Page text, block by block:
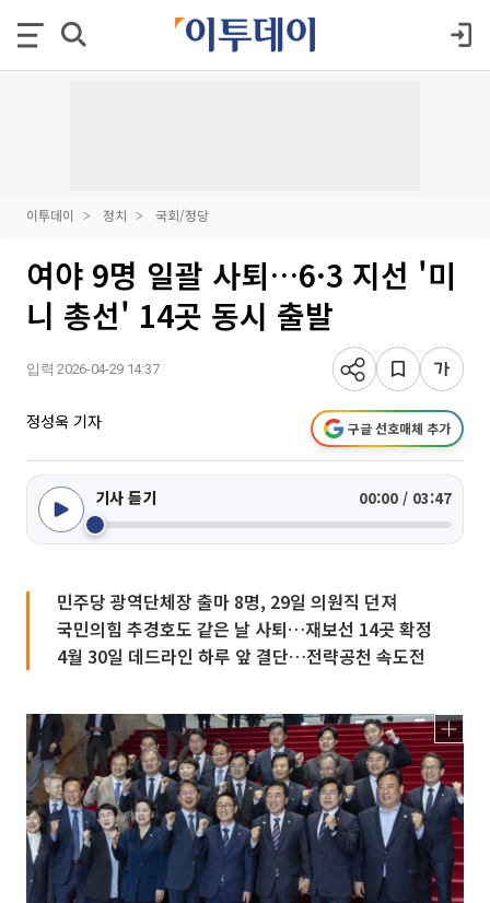
이투데이 정치 국회/정당
여야 9명 일괄 사퇴…6·3 지선 '미
니 총선' 14곳 동시 출발
입력 2026-04-29 14:37
정성욱 기자 구글 선호매체 추가
기사 듣기 00:00 / 03:47
민주당 광역단체장 출마 8명, 29일 의원직 던져
국민의힘 추경호도 같은 날 사퇴…재보선 14곳 확정
4월 30일 데드라인 하루 앞 결단…전략공천 속도전